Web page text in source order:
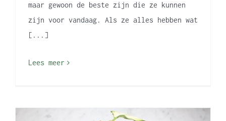
maar gewoon de beste zijn die ze kunnen
zijn voor vandaag. Als ze alles hebben wat
[...]
Lees meer